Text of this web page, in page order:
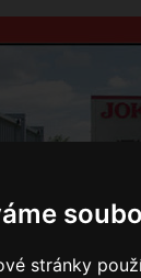
stránkyKontakty